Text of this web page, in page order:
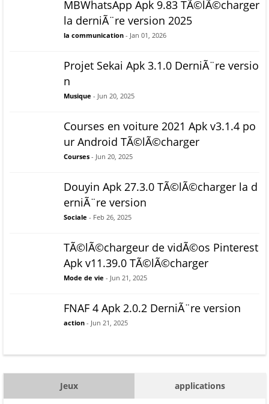
MBWhatsApp Apk 9.83 TÃ©lÃ©charger
la derniÃ¨re version 2025
la communication - Jan 01, 2026
Projet Sekai Apk 3.1.0 DerniÃ¨re versio
n
Musique - Jun 20, 2025
Courses en voiture 2021 Apk v3.1.4 po
ur Android TÃ©lÃ©charger
Courses - Jun 20, 2025
Douyin Apk 27.3.0 TÃ©lÃ©charger la d
erniÃ¨re version
Sociale - Feb 26, 2025
TÃ©lÃ©chargeur de vidÃ©os Pinterest
Apk v11.39.0 TÃ©lÃ©charger
Mode de vie - Jun 21, 2025
FNAF 4 Apk 2.0.2 DerniÃ¨re version
action - Jun 21, 2025
Jeux applications